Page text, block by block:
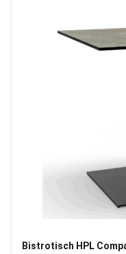
Bistrotisch HPL